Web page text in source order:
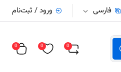
فارسی ورود / ثبت‌نام
0
0
0